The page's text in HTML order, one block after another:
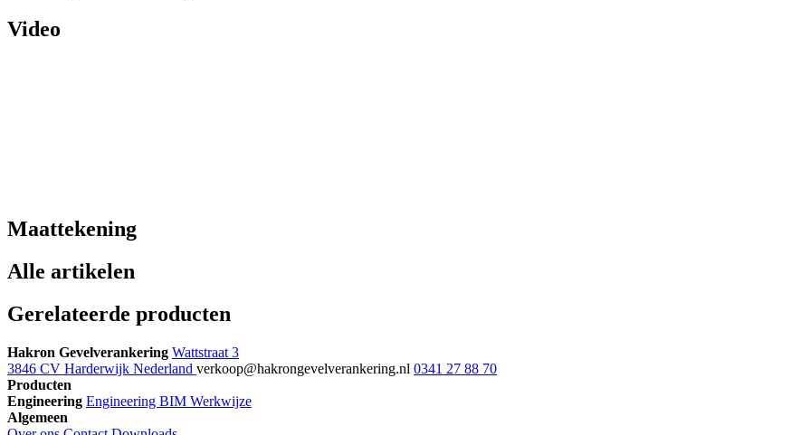
Video
Maattekening
Alle artikelen
Gerelateerde producten
Hakron Gevelverankering Wattstraat 3
3846 CV Harderwijk Nederland verkoop@hakrongevelverankering.nl 0341 27 88 70
Producten
Engineering Engineering BIM Werkwijze
Algemeen